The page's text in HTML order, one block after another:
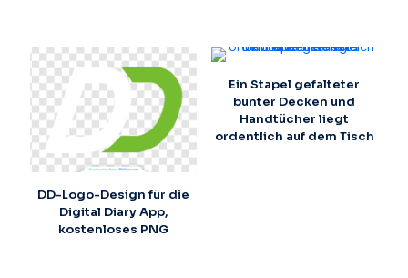
DD-Logo-Design für die
Digital Diary App,
kostenloses PNG
Ein Stapel gefalteter
bunter Decken und
Handtücher liegt
ordentlich auf dem Tisch